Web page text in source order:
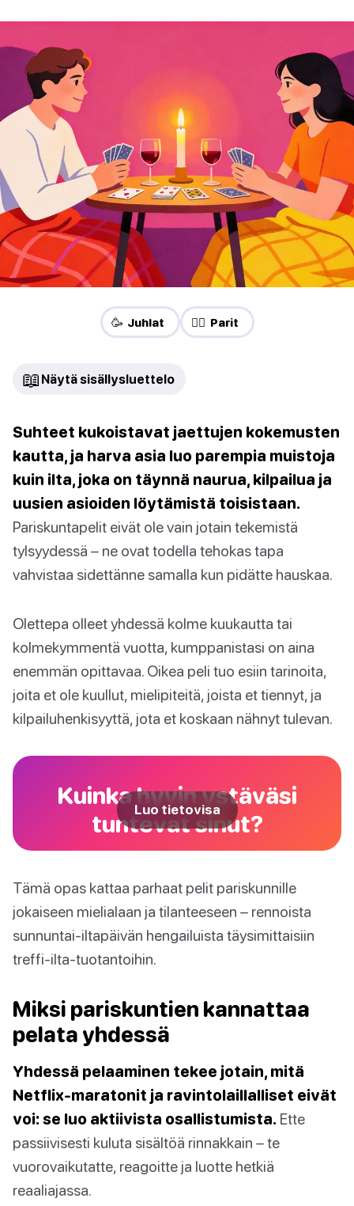
🥳 Juhlat ❤️‍🔥 Parit
📖 Näytä sisällysluettelo
Suhteet kukoistavat jaettujen kokemusten
kautta, ja harva asia luo parempia muistoja
kuin ilta, joka on täynnä naurua, kilpailua ja
uusien asioiden löytämistä toisistaan.
Pariskuntapelit eivät ole vain jotain tekemistä
tylsyydessä – ne ovat todella tehokas tapa
vahvistaa sidettänne samalla kun pidätte hauskaa.
Olettepa olleet yhdessä kolme kuukautta tai
kolmekymmentä vuotta, kumppanistasi on aina
enemmän opittavaa. Oikea peli tuo esiin tarinoita,
joita et ole kuullut, mielipiteitä, joista et tiennyt, ja
kilpailuhenkisyyttä, jota et koskaan nähnyt tulevan.
Kuinka hyvin ystäväsi
tuntevat sinut?
Luo tietovisa
Tämä opas kattaa parhaat pelit pariskunnille
jokaiseen mielialaan ja tilanteeseen – rennoista
sunnuntai-iltapäivän hengailuista täysimittaisiin
treffi-ilta-tuotantoihin.
Miksi pariskuntien kannattaa
pelata yhdessä
Yhdessä pelaaminen tekee jotain, mitä
Netflix-maratonit ja ravintolaillalliset eivät
voi: se luo aktiivista osallistumista. Ette
passiivisesti kuluta sisältöä rinnakkain – te
vuorovaikutatte, reagoitte ja luotte hetkiä
reaaliajassa.